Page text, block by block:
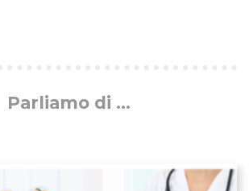
Parliamo di ...